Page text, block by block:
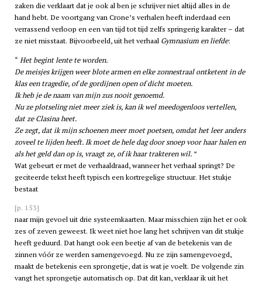
zaken die verklaart dat je ook al ben je schrijver niet altijd alles in de
hand hebt. De voortgang van Crone’s verhalen heeft inderdaad een
verrassend verloop en een van tijd tot tijd zelfs springerig karakter – dat
ze niet misstaat. Bijvoorbeeld, uit het verhaal Gymnasium en liefde:
Het begint lente te worden.
De meisjes krijgen weer blote armen en elke zonnestraal ontketent in de
klas een tragedie, of de gordijnen open of dicht moeten.
Ik heb je de naam van mijn zus nooit genoemd.
Nu ze plotseling niet meer ziek is, kan ik wel meedogenloos vertellen,
dat ze Clasina heet.
Ze zegt, dat ik mijn schoenen meer moet poetsen, omdat het leer anders
zoveel te lijden heeft. Ik moet de hele dag door snoep voor haar halen en
als het geld dan op is, vraagt ze, of ik haar trakteren wil.
Wat gebeurt er met de verhaaldraad, wanneer het verhaal springt? De
geciteerde tekst heeft typisch een kortregelige structuur. Het stukje
bestaat
[p. 153]
naar mijn gevoel uit drie systeemkaarten. Maar misschien zijn het er ook
zes of zeven geweest. Ik weet niet hoe lang het schrijven van dit stukje
heeft geduurd. Dat hangt ook een beetje af van de betekenis van de
zinnen vóór ze werden samengevoegd. Nu ze zijn samengevoegd,
maakt de betekenis een sprongetje, dat is wat je voelt. De volgende zin
vangt het sprongetje automatisch op. Dat dit kan, verklaar ik uit het